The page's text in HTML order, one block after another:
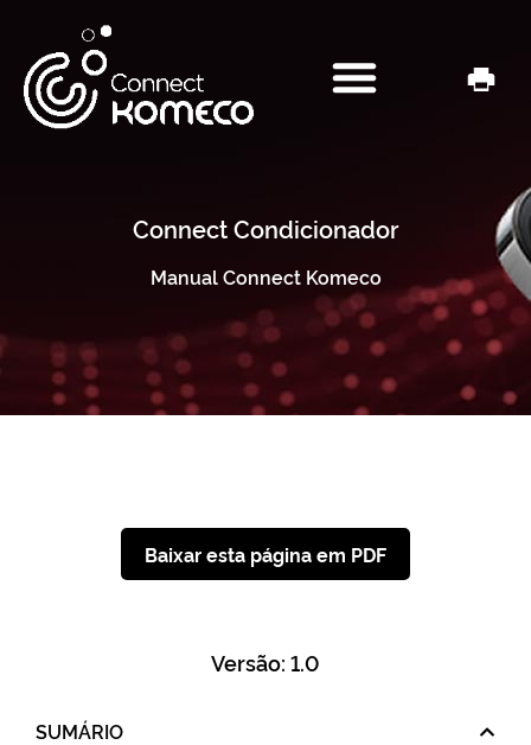
Connect Condicionador
Manual Connect Komeco
Baixar esta página em PDF
Versão: 1.0
SUMÁRIO